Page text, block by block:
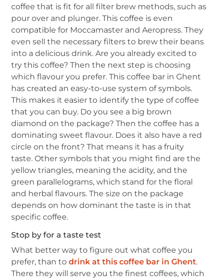
coffee that is fit for all filter brew methods, such as
pour over and plunger. This coffee is even
compatible for Moccamaster and Aeropress. They
even sell the necessary filters to brew their beans
into a delicious drink. Are you already excited to
try this coffee? Then the next step is choosing
which flavour you prefer. This coffee bar in Ghent
has created an easy-to-use system of symbols.
This makes it easier to identify the type of coffee
that you can buy. Do you see a big brown
diamond on the package? Then the coffee has a
dominating sweet flavour. Does it also have a red
circle on the front? That means it has a fruity
taste. Other symbols that you might find are the
yellow triangles, meaning the acidity, and the
green parallelograms, which stand for the floral
and herbal flavours. The size on the package
depends on how dominant the taste is in that
specific coffee.
Stop by for a taste test
What better way to figure out what coffee you
prefer, than todrink at this coffee bar in Ghent.
There they will serve you the finest coffees, which